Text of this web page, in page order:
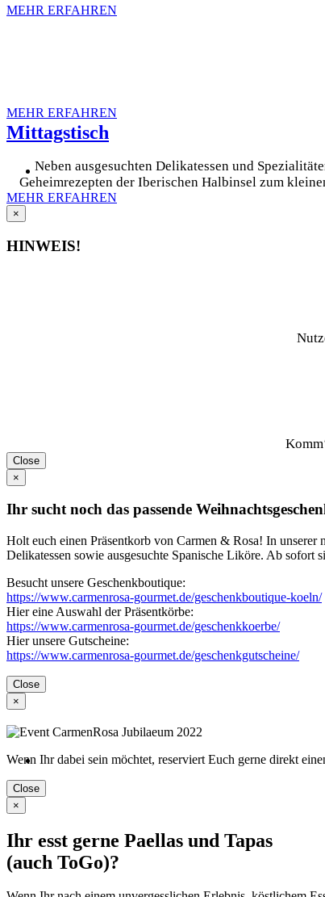
MEHR ERFAHREN
MEHR ERFAHREN
Mittagstisch
Neben ausgesuchten Delikatessen und
Geheimrezepten der Iberischen Halbinsel zum
MEHR ERFAHREN
×
HINWEIS!
Close
×
Ihr sucht noch das passende
Holt euch einen Präsentkorb von Carmen & Rosa! In unserer
Delikatessen sowie ausgesuchte Spanische Liköre. Ab
Besucht unsere Geschenkboutique:
https://www.carmenrosa-gourmet.de/geschenkboutique-koeln/
Hier eine Auswahl der Präsentkörbe:
https://www.carmenrosa-gourmet.de/geschenkkoerbe/
Hier unsere Gutscheine:
https://www.carmenrosa-gourmet.de/geschenkgutscheine/
Close
×
Wenn Ihr dabei sein möchtet, reserviert Euch gerne direkt
Close
×
Ihr esst gerne Paellas und Tapas
(auch ToGo)?